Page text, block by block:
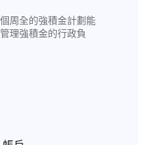
周全的強積金計劃能
理強積金的行政負